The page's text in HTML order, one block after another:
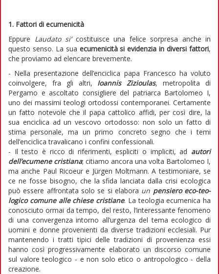
1. Fattori di ecumenicità
Eppure Laudato si’ costituisce una felice sorpresa anche in
questo senso. La sua ecumenicità si evidenzia in diversi fattori,
che proviamo ad elencare brevemente.
- Nella presentazione dell’enciclica papa Francesco ha voluto
coinvolgere, fra gli altri, Ioannis Zizioulas, metropolita di
Pergamo e ascoltato consigliere del patriarca Bartolomeo I,
uno dei massimi teologi ortodossi contemporanei. Certamente
un fatto notevole che il papa cattolico affidi, per così dire, la
sua enciclica ad un vescovo ortodosso: non solo un fatto di
stima personale, ma un primo concreto segno che i temi
dell’enciclica travalicano i confini confessionali.
- Il testo è ricco di riferimenti, espliciti o impliciti, ad autori
dell’ecumene cristiana; citiamo ancora una volta Bartolomeo I,
ma anche Paul Ricoeur e Jürgen Moltmann. A testimoniare, se
ce ne fosse bisogno, che la sfida lanciata dalla crisi ecologica
può essere affrontata solo se si elabora un pensiero eco-teo-
logico comune alle chiese cristiane. La teologia ecumenica ha
conosciuto ormai da tempo, del resto, l’interessante fenomeno
di una convergenza intorno all’urgenza del tema ecologico di
uomini e donne provenienti da diverse tradizioni ecclesiali. Pur
mantenendo i tratti tipici delle tradizioni di provenienza essi
hanno così progressivamente elaborato un discorso comune
sul valore teologico - e non solo etico o antropologico - della
creazione.